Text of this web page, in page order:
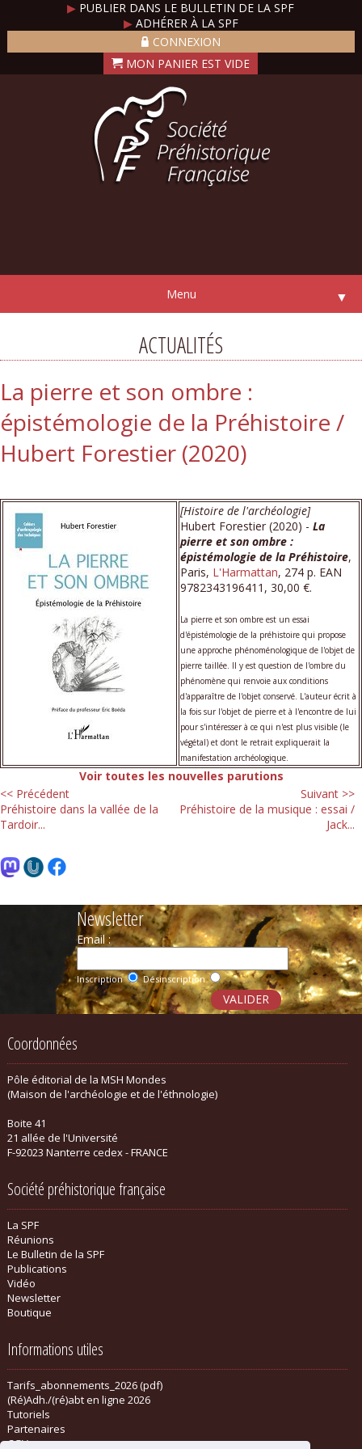
▶ PUBLIER DANS LE BULLETIN DE LA SPF
▶ADHÉRER À LA SPF
CONNEXION
Menu ▼
ACTUALITÉS
La pierre et son ombre :
épistémologie de la Préhistoire /
Hubert Forestier (2020)
[Histoire de l'archéologie]
Hubert Forestier (2020) - La
pierre et son ombre :
épistémologie de la Préhistoire,
Paris, L'Harmattan, 274 p. EAN
9782343196411, 30,00 €.
La pierre et son ombre est un essai
d'épistémologie de la préhistoire qui propose
une approche phénoménologique de l'objet de
pierre taillée. Il y est question de l'ombre du
phénomène qui renvoie aux conditions
d'apparaître de l'objet conservé. L'auteur écrit à
la fois sur l'objet de pierre et à l'encontre de lui
pour s'intéresser à ce qui n'est plus visible (le
végétal) et dont le retrait expliquerait la
manifestation archéologique.
Voir toutes les nouvelles parutions
<< Précédent
Préhistoire dans la vallée de la
Tardoir...
Suivant >>
Préhistoire de la musique : essai /
Jack...
Newsletter
Email :
Inscription Désinscription
Coordonnées
Pôle éditorial de la MSH Mondes
(Maison de l'archéologie et de l'éthnologie)
Boite 41
21 allée de l'Université
F-92023 Nanterre cedex - FRANCE
Société préhistorique française
La SPF
Réunions
Le Bulletin de la SPF
Publications
Vidéo
Newsletter
Boutique
Informations utiles
Tarifs_abonnements_2026 (pdf)
(Ré)Adh./(ré)abt en ligne 2026
Tutoriels
Partenaires
CGV